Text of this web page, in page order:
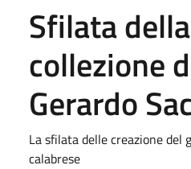
Sfilata della
collezione
Gerardo
La sfilata delle creazione del
calabrese